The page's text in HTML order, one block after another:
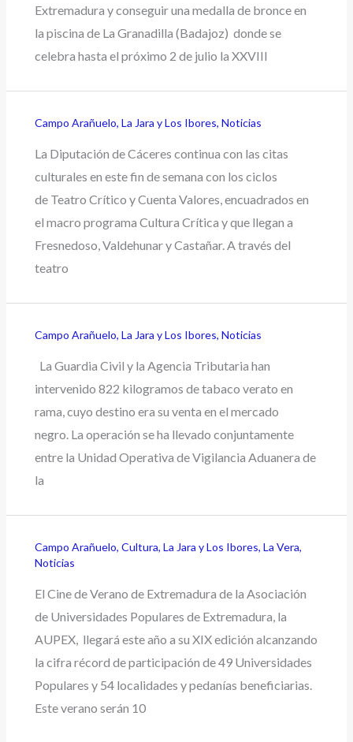
Extremadura y conseguir una medalla de bronce en
la piscina de La Granadilla (Badajoz) donde se
celebra hasta el próximo 2 de julio la XXVIII
Campo Arañuelo,La Jara y Los Ibores,Noticias
La Diputación de Cáceres continua con las citas
culturales en este fin de semana con los ciclos
de Teatro Crítico y Cuenta Valores, encuadrados en
el macro programa Cultura Crítica y que llegan a
Fresnedoso, Valdehunar y Castañar. A través del
teatro
Campo Arañuelo,La Jara y Los Ibores,Noticias
La Guardia Civil y la Agencia Tributaria han
intervenido 822 kilogramos de tabaco verato en
rama, cuyo destino era su venta en el mercado
negro. La operación se ha llevado conjuntamente
entre la Unidad Operativa de Vigilancia Aduanera de
la
Campo Arañuelo,Cultura,La Jara y Los Ibores,La Vera,
Noticias
El Cine de Verano de Extremadura de la Asociación
de Universidades Populares de Extremadura, la
AUPEX, llegará este año a su XIX edición alcanzando
la cifra récord de participación de 49 Universidades
Populares y 54 localidades y pedanías beneficiarias.
Este verano serán 10